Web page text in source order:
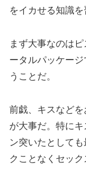
をイカせる知識を
まず大事なのは
ータルパッケー
うことだ。
前戯、キスなど
が大事だ。特に
ン突いたとして
クことなくセック